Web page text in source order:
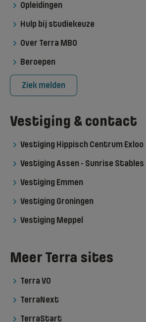
Opleidingen
Hulp bij studiekeuze
Over Terra MBO
Beroepen
Ziek melden
Vestiging & contact
Vestiging Hippisch Centrum Exloo
Vestiging Assen - Sunrise Stables
Vestiging Emmen
Vestiging Groningen
Vestiging Meppel
Meer Terra sites
Terra VO
TerraNext
TerraStart